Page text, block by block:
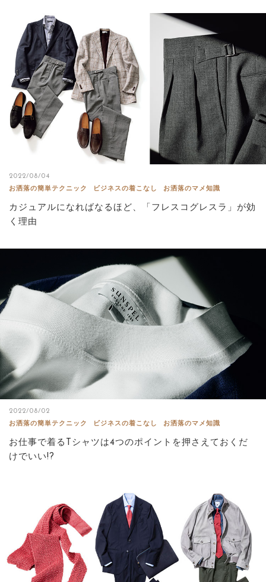
2022/08/04
お洒落の簡単テクニック
ビジネスの着こなし お洒落のマメ知識
カジュアルになればなるほど、「フレスコグレスラ」が効
く理由
2022/08/02
お洒落の簡単テクニック
ビジネスの着こなし お洒落のマメ知識
お仕事で着るTシャツは4つのポイントを押さえておくだ
けでいい!?